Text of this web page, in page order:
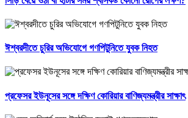
ঈশ্বরদীতে চুরির অভিযোগে গণপিটুনিতে যুবক নিহত
প্রফেসর ইউনূসের সঙ্গে দক্ষিণ কোরিয়ার বাণিজ্যমন্ত্রীর সাক্ষাৎ